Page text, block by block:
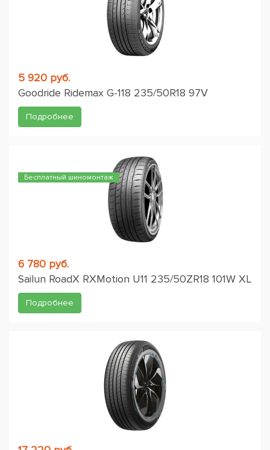
5 920 руб.
Goodride Ridemax G-118 235/50R18 97V
Подробнее
Бесплатный шиномонтаж
6 780 руб.
Sailun RoadX RXMotion U11 235/50ZR18 101W XL
Подробнее